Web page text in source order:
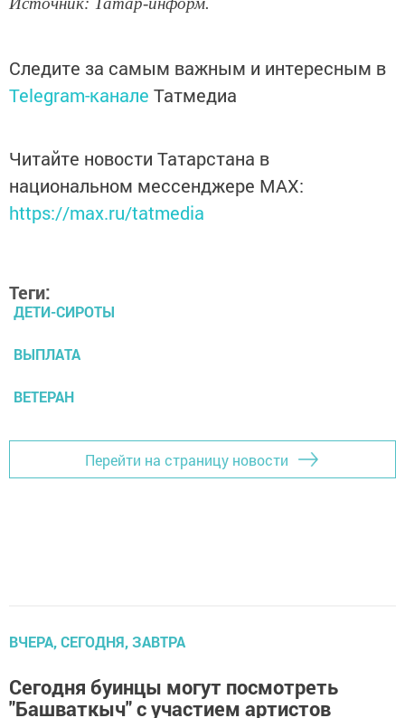
Следите за самым важным и интересным в
Telegram-канале Татмедиа
Читайте новости Татарстана в
национальном мессенджере MАХ:
https://max.ru/tatmedia
Теги:
ДЕТИ-СИРОТЫ
ВЫПЛАТА
ВЕТЕРАН
Перейти на страницу новости
ВЧЕРА, СЕГОДНЯ, ЗАВТРА
Сегодня буинцы могут посмотреть
"Башваткыч" с участием артистов